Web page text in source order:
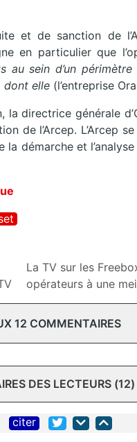
et de sanction de
en particulier que
au sein d’un
dont elle (l’entreprise
la directrice générale
de l’Arcep. L’Arcep
démarche et
La TV sur les
opérateurs à une
12 COMMENTAIRES
DES LECTEURS (12)
citer